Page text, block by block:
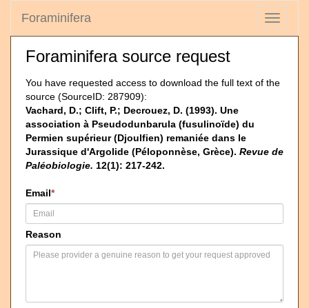
Toggle
Foraminifera
Foraminifera source request
You have requested access to download the full text of the
source (SourceID: 287909):
Vachard, D.; Clift, P.; Decrouez, D. (1993). Une
association à Pseudodunbarula (fusulinoïde) du
Permien supérieur (Djoulfien) remaniée dans le
Jurassique d'Argolide (Péloponnèse, Grèce). Revue de
Paléobiologie. 12(1): 217-242.
Email*
Reason